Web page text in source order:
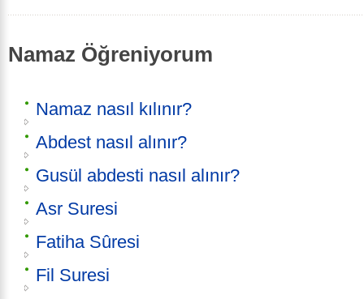
Namaz Öğreniyorum
Namaz nasıl kılınır?
Abdest nasıl alınır?
Gusül abdesti nasıl alınır?
Asr Suresi
Fatiha Sûresi
Fil Suresi